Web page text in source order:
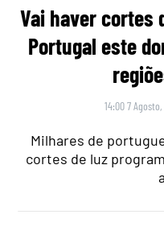
Vai haver cortes
Portugal este
14:00 7
Milhares de
cortes de luz